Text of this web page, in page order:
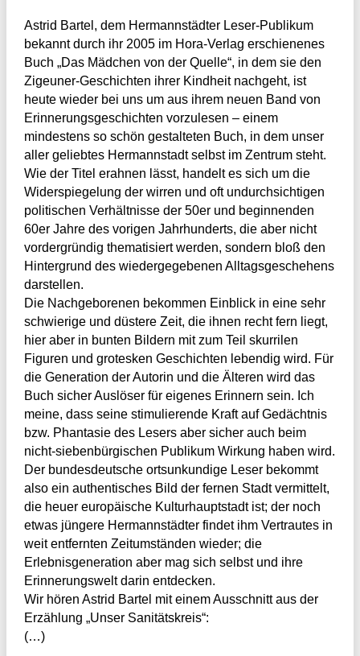
Astrid Bartel, dem Hermannstädter Leser-Publikum
bekannt durch ihr 2005 im Hora-Verlag erschienenes
Buch „Das Mädchen von der Quelle“, in dem sie den
Zigeuner-Geschichten ihrer Kindheit nachgeht, ist
heute wieder bei uns um aus ihrem neuen Band von
Erinnerungsgeschichten vorzulesen – einem
mindestens so schön gestalteten Buch, in dem unser
aller geliebtes Hermannstadt selbst im Zentrum steht.
Wie der Titel erahnen lässt, handelt es sich um die
Widerspiegelung der wirren und oft undurchsichtigen
politischen Verhältnisse der 50er und beginnenden
60er Jahre des vorigen Jahrhunderts, die aber nicht
vordergründig thematisiert werden, sondern bloß den
Hintergrund des wiedergegebenen Alltagsgeschehens
darstellen.
Die Nachgeborenen bekommen Einblick in eine sehr
schwierige und düstere Zeit, die ihnen recht fern liegt,
hier aber in bunten Bildern mit zum Teil skurrilen
Figuren und grotesken Geschichten lebendig wird. Für
die Generation der Autorin und die Älteren wird das
Buch sicher Auslöser für eigenes Erinnern sein. Ich
meine, dass seine stimulierende Kraft auf Gedächtnis
bzw. Phantasie des Lesers aber sicher auch beim
nicht-siebenbürgischen Publikum Wirkung haben wird.
Der bundesdeutsche ortsunkundige Leser bekommt
also ein authentisches Bild der fernen Stadt vermittelt,
die heuer europäische Kulturhauptstadt ist; der noch
etwas jüngere Hermannstädter findet ihm Vertrautes in
weit entfernten Zeitumständen wieder; die
Erlebnisgeneration aber mag sich selbst und ihre
Erinnerungswelt darin entdecken.
Wir hören Astrid Bartel mit einem Ausschnitt aus der
Erzählung „Unser Sanitätskreis“:
(…)